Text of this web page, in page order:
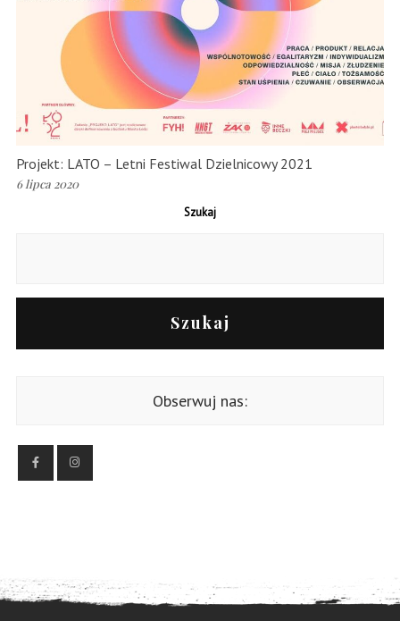
Projekt: LATO – Letni Festiwal Dzielnicowy 2021
6 lipca 2020
Szukaj
Szukaj
Obserwuj nas: